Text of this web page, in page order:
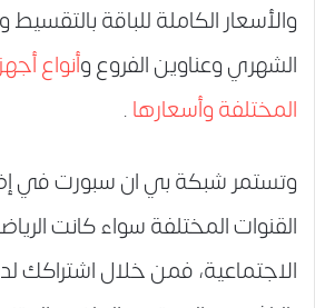
والأسعار الكاملة للباقة
الشهري وعناوين الفروع و
المختلفة وأسعارها.
وتستمر شبكة بي ان سبورت في
القنوات المختلفة سواء كانت
الاجتماعية، فمن خلال اشتراكك